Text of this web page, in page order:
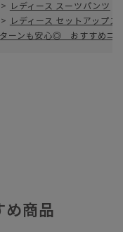
> レディース スーツパンツ
> レディース セットアップス
ーンも安心◎ おすすめコ
め商品